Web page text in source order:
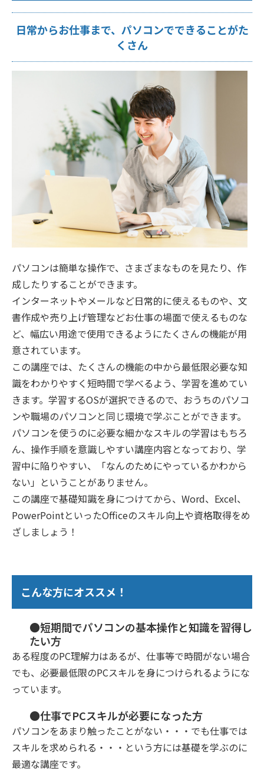
日常からお仕事まで、パソコンでできることがた
くさん
パソコンは簡単な操作で、さまざまなものを見たり、作
成したりすることができます。
インターネットやメールなど日常的に使えるものや、文
書作成や売り上げ管理などお仕事の場面で使えるものな
ど、幅広い用途で使用できるようにたくさんの機能が用
意されています。
この講座では、たくさんの機能の中から最低限必要な知
識をわかりやすく短時間で学べるよう、学習を進めてい
きます。学習するOSが選択できるので、おうちのパソコ
ンや職場のパソコンと同じ環境で学ぶことができます。
パソコンを使うのに必要な細かなスキルの学習はもちろ
ん、操作手順を意識しやすい講座内容となっており、学
習中に陥りやすい、「なんのためにやっているかわから
ない」ということがありません。
この講座で基礎知識を身につけてから、Word、Excel、
PowerPointといったOfficeのスキル向上や資格取得をめ
ざしましょう！
こんな方にオススメ！
●短期間でパソコンの基本操作と知識を習得し
たい方
ある程度のPC理解力はあるが、仕事等で時間がない場合
でも、必要最低限のPCスキルを身につけられるようにな
っています。
●仕事でPCスキルが必要になった方
パソコンをあまり触ったことがない・・・でも仕事では
スキルを求められる・・・という方には基礎を学ぶのに
最適な講座です。